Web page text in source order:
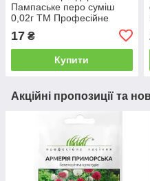
Пампаське перо суміш
0,02г ТМ Професійне
17 ₴
Купити
Акційні пропозиції та